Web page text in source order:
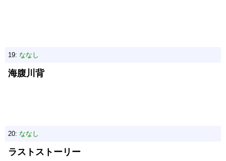
19: ななし
海腹川背
20: ななし
ラストストーリー